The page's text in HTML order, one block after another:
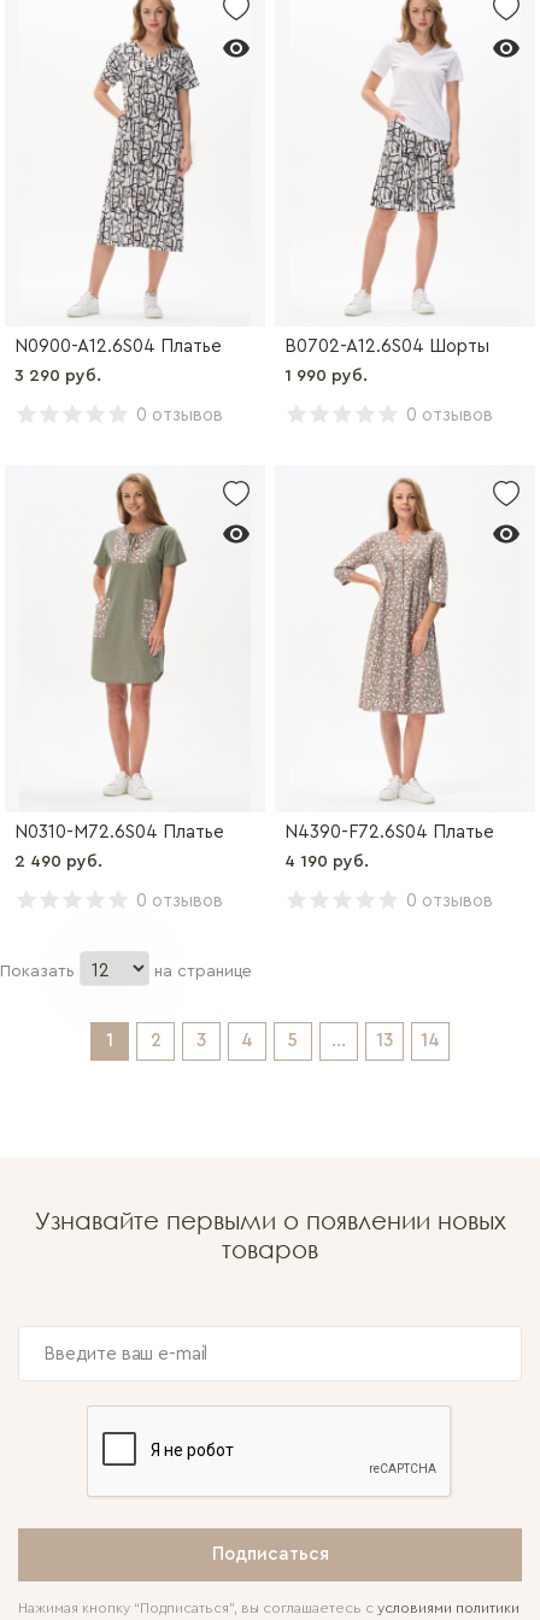
N0900-A12.6S04 Платье
3 290 руб.
0 отзывов
B0702-A12.6S04 Шорты
1 990 руб.
0 отзывов
N0310-M72.6S04 Платье
2 490 руб.
0 отзывов
N4390-F72.6S04 Платье
4 190 руб.
0 отзывов
Показать на странице
1 2 3 4 5 ... 13 14
Узнавайте первыми о появлении новых
товаров
Подписаться
Нажимая кнопку “Подписаться”, вы соглашаетесь с условиями политики